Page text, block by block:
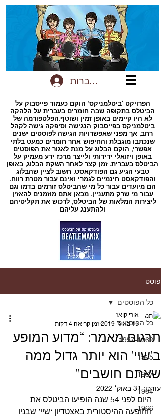
להתחברות
הפרויקט ‘ביטלמניקס’ הוקם כעמוד פייסבוק על
הביטלס בתקופה שבה חומרים בעברית על הלהקה
לא היו קיימים באופן זמין ושוטף.הפלטפורמה של
ביטלמניקס בפייסבוק הנגישה וסיפקה גישה לקהל
רחב, אך מפני שאפשרויות הגישה לפוסטים ישנים
שנכתבו מוגבלת והחיפוש אחר חומרים כמעט בלתי
אפשרי, הוקם הבלוג על מנת לאגור את הפוסטים
באופן ויזואלי ידידותי ולייצר מרכז ידע מעמיק על
הביטלס בעברית. זמן קצר לאחר השקת הבלוג, באופן
טבעי הגיע גם הפודקאסט. חשוב לציין שהבלוג
והפודקאסט חינמיים לגמרי ואינם עבור מטרת רווח.
הם מיועדים עבור כל מי שהביטלס זורמים בדמו וגם
עבור מי שרק מתעניין. מכאן אתם מוזמנים להאזין
ליצירות המלאות של הביטלס, לרכוש את תקליטיהם
ולהתענג עליהם
פוסט
כל הפוסטים
1957-1962
1965
1967
1964
1966
כל הפוסטים
תרגום מאמר: “מדוע המופע
ב’שיי’ הוא יותר גדול ממה
שאתם חושבים”
אורי קואז
15 באוג׳ 2019
זמן קריאה 4 דקות
עודכן:31 באוק׳ 2022
היום לפני 54 שנה הופיעו הביטלס את
ההופעה ההיסטורית באצטדיון ‘שיי’ שבניו